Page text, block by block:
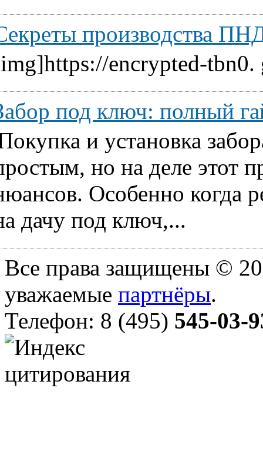
производства
encrypted-tbn0.
под ключ: полный
и установка
но на деле этот
Особенно когда
дачу под ключ,...
Все права защищены ©
уважаемые партнёры.
Телефон: 8 (495) 545-03-